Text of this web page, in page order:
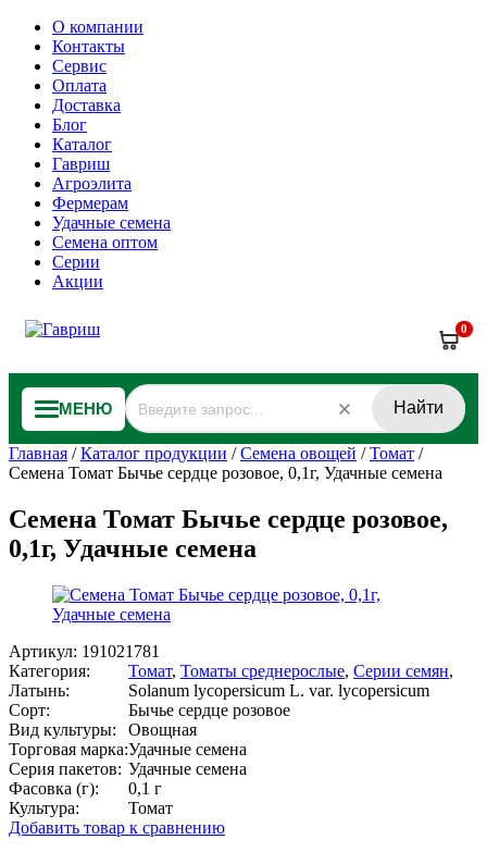
О компании
Контакты
Сервис
Оплата
Доставка
Блог
Каталог
Гавриш
Агроэлита
Фермерам
Удачные семена
Семена оптом
Серии
Акции
0
МЕНЮ Найти
Главная /Каталог продукции /Семена овощей /Томат /
Семена Томат Бычье сердце розовое, 0,1г, Удачные семена
Семена Томат Бычье сердце розовое,
0,1г, Удачные семена
Артикул: 191021781
Категория:
Томат, Томаты среднерослые, Серии семян,
Латынь:
Solanum lycopersicum L. var. lycopersicum
Сорт:
Бычье сердце розовое
Вид культуры:
Овощная
Торговая марка:Удачные семена
Серия пакетов: Удачные семена
Фасовка (г):
0,1 г
Культура:
Томат
Добавить товар к сравнению